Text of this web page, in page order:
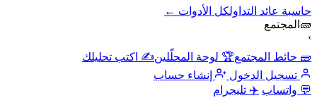
حاسبة عائد التداولكل الأدوات ←
🧱المجتمع
🧱 حائط المجتمع🏆 لوحة المحلّلين✍️ اكتب تحليلك
تسجيل الدخول
إنشاء حساب
💬 واتساب ✈️ تليجرام